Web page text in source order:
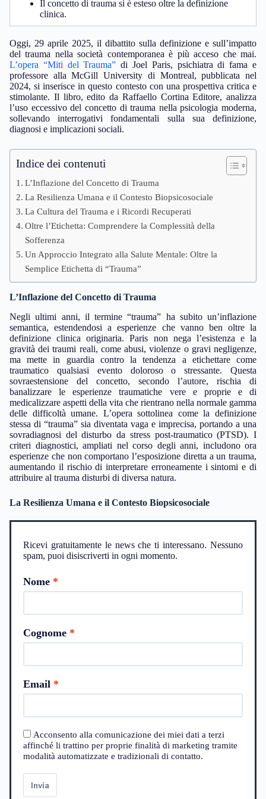
Il concetto di trauma si è esteso oltre la definizione
clinica.
Oggi, 29 aprile 2025, il dibattito sulla definizione e sull’impatto
del trauma nella società contemporanea è più acceso che mai.
L’opera “Miti del Trauma” di Joel Paris, psichiatra di fama e
professore alla McGill University di Montreal, pubblicata nel
2024, si inserisce in questo contesto con una prospettiva critica e
stimolante. Il libro, edito da Raffaello Cortina Editore, analizza
l’uso eccessivo del concetto di trauma nella psicologia moderna,
sollevando interrogativi fondamentali sulla sua definizione,
diagnosi e implicazioni sociali.
Indice dei contenuti
L’Inflazione del Concetto di Trauma
La Resilienza Umana e il Contesto Biopsicosociale
La Cultura del Trauma e i Ricordi Recuperati
Oltre l’Etichetta: Comprendere la Complessità della
Sofferenza
Un Approccio Integrato alla Salute Mentale: Oltre la
Semplice Etichetta di “Trauma”
L’Inflazione del Concetto di Trauma
Negli ultimi anni, il termine “trauma” ha subito un’inflazione
semantica, estendendosi a esperienze che vanno ben oltre la
definizione clinica originaria. Paris non nega l’esistenza e la
gravità dei traumi reali, come abusi, violenze o gravi negligenze,
ma mette in guardia contro la tendenza a etichettare come
traumatico qualsiasi evento doloroso o stressante. Questa
sovraestensione del concetto, secondo l’autore, rischia di
banalizzare le esperienze traumatiche vere e proprie e di
medicalizzare aspetti della vita che rientrano nella normale gamma
delle difficoltà umane. L’opera sottolinea come la definizione
stessa di “trauma” sia diventata vaga e imprecisa, portando a una
sovradiagnosi del disturbo da stress post-traumatico (PTSD). I
criteri diagnostici, ampliati nel corso degli anni, includono ora
esperienze che non comportano l’esposizione diretta a un trauma,
aumentando il rischio di interpretare erroneamente i sintomi e di
attribuire al trauma disturbi di diversa natura.
La Resilienza Umana e il Contesto Biopsicosociale
Ricevi gratuitamente le news che ti interessano. Nessuno
spam, puoi disiscriverti in ogni momento.
Nome
Cognome
Email
Acconsento alla comunicazione dei miei dati a terzi
affinché li trattino per proprie finalità di marketing tramite
modalità automatizzate e tradizionali di contatto.
Invia